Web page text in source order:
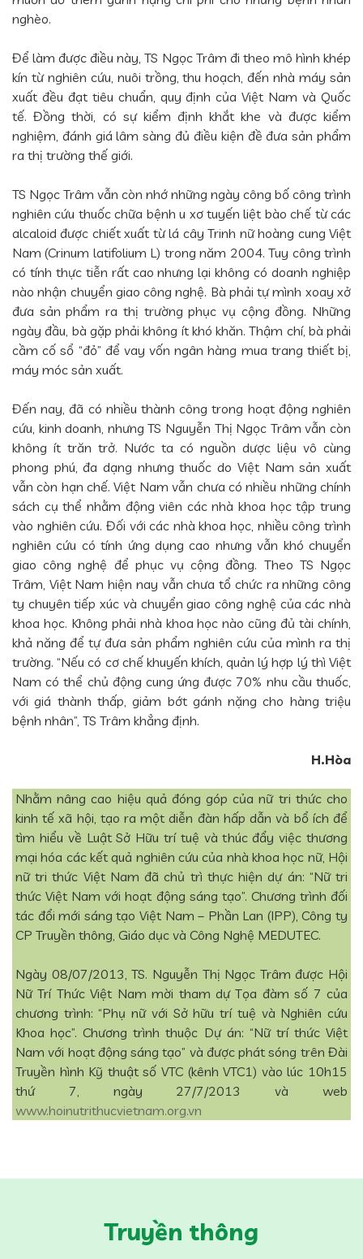
nghèo.
Để làm được điều này, TS Ngọc Trâm đi theo mô hình khép
kín từ nghiên cứu, nuôi trồng, thu hoạch, đến nhà máy sản
xuất đều đạt tiêu chuẩn, quy định của Việt Nam và Quốc
tế. Đồng thời, có sự kiểm định khắt khe và được kiểm
nghiệm, đánh giá lâm sàng đủ điều kiện đề đưa sản phẩm
ra thị trường thế giới.
TS Ngọc Trâm vẫn còn nhớ những ngày công bố công trình
nghiên cứu thuốc chữa bệnh u xơ tuyến liệt bào chế từ các
alcaloid được chiết xuất từ lá cây Trinh nữ hoàng cung Việt
Nam (Crinum latifolium L) trong năm 2004. Tuy công trình
có tính thực tiễn rất cao nhưng lại không có doanh nghiệp
nào nhận chuyển giao công nghệ. Bà phải tự mình xoay xở
đưa sản phẩm ra thị trường phục vụ cộng đồng. Những
ngày đầu, bà gặp phải không ít khó khăn. Thậm chí, bà phải
cầm cố sổ “đỏ” để vay vốn ngân hàng mua trang thiết bị,
máy móc sản xuất.
Đến nay, đã có nhiều thành công trong hoạt động nghiên
cứu, kinh doanh, nhưng TS Nguyễn Thị Ngọc Trâm vẫn còn
không ít trăn trở. Nước ta có nguồn dược liệu vô cùng
phong phú, đa dạng nhưng thuốc do Việt Nam sản xuất
vẫn còn hạn chế. Việt Nam vẫn chưa có nhiều những chính
sách cụ thể nhằm động viên các nhà khoa học tập trung
vào nghiên cứu. Đối với các nhà khoa học, nhiều công trình
nghiên cứu có tính ứng dụng cao nhưng vẫn khó chuyển
giao công nghệ để phục vụ cộng đồng. Theo TS Ngọc
Trâm, Việt Nam hiện nay vẫn chưa tổ chức ra những công
ty chuyên tiếp xúc và chuyển giao công nghệ của các nhà
khoa học. Không phải nhà khoa học nào cũng đủ tài chính,
khả năng để tự đưa sản phẩm nghiên cứu của mình ra thị
trường. “Nếu có cơ chế khuyến khích, quản lý hợp lý thì Việt
Nam có thể chủ động cung ứng được 70% nhu cầu thuốc,
với giá thành thấp, giảm bớt gánh nặng cho hàng triệu
bệnh nhân”, TS Trâm khẳng định.
H.Hòa
Nhằm nâng cao hiệu quả đóng góp của nữ tri thức cho
kinh tế xã hội, tạo ra một diễn đàn hấp dẫn và bổ ích để
tìm hiểu về Luật Sở Hữu trí tuệ và thúc đẩy việc thương
mại hóa các kết quả nghiên cứu của nhà khoa học nữ, Hội
nữ tri thức Việt Nam đã chủ trì thực hiện dự án: “Nữ tri
thức Việt Nam với hoạt động sáng tạo”. Chương trình đối
tác đổi mới sáng tạo Việt Nam – Phần Lan (IPP), Công ty
CP Truyền thông, Giáo dục và Công Nghệ MEDUTEC.
Ngày 08/07/2013, TS. Nguyễn Thị Ngọc Trâm được Hội
Nữ Trí Thức Việt Nam mời tham dự Tọa đàm số 7 của
chương trình: “Phụ nữ với Sở hữu trí tuệ và Nghiên cứu
Khoa học”. Chương trình thuộc Dự án: “Nữ trí thức Việt
Nam với hoạt động sáng tạo” và được phát sóng trên Đài
Truyền hình Kỹ thuật số VTC (kênh VTC1) vào lúc 10h15
thứ 7, ngày 27/7/2013 và web
www.hoinutrithucvietnam.org.vn
Truyền thông